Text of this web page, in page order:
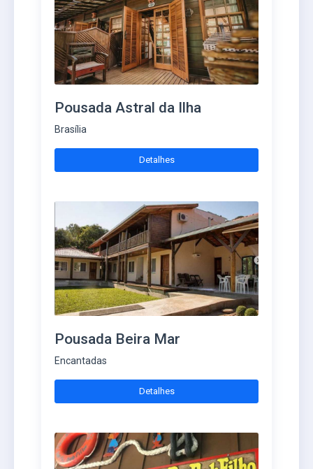
Pousada Astral da Ilha
Brasília
Detalhes
Pousada Beira Mar
Encantadas
Detalhes